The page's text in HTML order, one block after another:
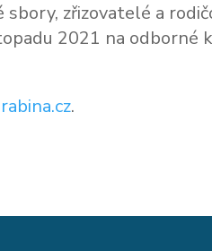
zřizovatelé a
2021 na odborné
.